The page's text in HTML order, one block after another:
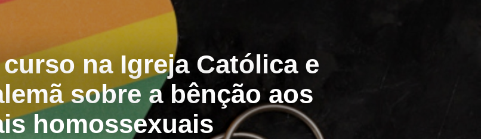
na Igreja Católica e
sobre a bênção aos
homossexuais